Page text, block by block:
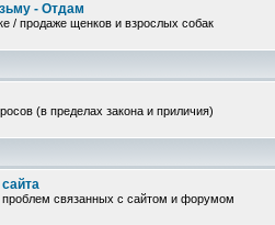
- Отдам
/ продаже щенков и взрослых собак
(в пределах закона и приличия)
связанных с сайтом и форумом